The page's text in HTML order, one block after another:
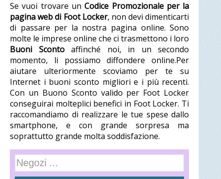
Se vuoi trovare unCodice Promozionale per la
pagina web di Foot Locker, non devi dimenticarti
di passare per la nostra pagina online. Sono
molte le imprese online che ci trasmettono i loro
Buoni Scontoaffinché noi, in un secondo
momento, li possiamo diffondere online.Per
aiutare ulteriormente scoviamo per te su
Internet i buoni sconto migliori e i più recenti.
Con un Buono Sconto valido per Foot Locker
conseguirai molteplici benefici in Foot Locker. Ti
raccomandiamo di realizzare le tue spese dallo
smartphone, e con grande sorpresa ma
soprattutto grande molta soddisfazione.